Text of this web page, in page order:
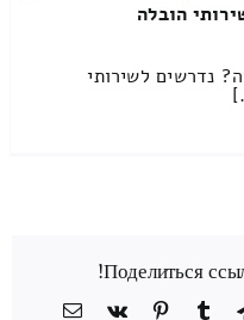
הובלה
נדרשים לשירותי
Поделиться
Telegram
Tumblr
Pinterest
Vk
כתובת